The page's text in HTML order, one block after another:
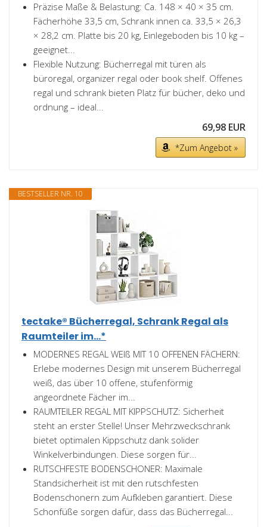
Präzise Maße & Belastung: Ca. 148 × 40 × 35 cm.
Fächerhöhe 33,5 cm, Schrank innen ca. 33,5 × 26,3
× 28,2 cm. Platte bis 20 kg, Einlegeboden bis 10 kg –
geeignet...
Flexible Nutzung: Bücherregal mit türen als
büroregal, organizer regal oder book shelf. Offenes
regal und schrank bieten Platz für bücher, deko und
ordnung – ideal...
69,98 EUR
*Zum Angebot »
BESTSELLER NR. 10
tectake® Bücherregal, Schrank Regal als
Raumteiler im...*
MODERNES REGAL WEIß MIT 10 OFFENEN FÄCHERN:
Erlebe modernes Design mit unserem Bücherregal
weiß, das über 10 offene, stufenförmig
angeordnete Fächer im...
RAUMTEILER REGAL MIT KIPPSCHUTZ: Sicherheit
steht an erster Stelle! Unser Mehrzweckschrank
bietet optimalen Kippschutz dank solider
Winkelverbindungen. Diese sorgen für...
RUTSCHFESTE BODENSCHONER: Maximale
Standsicherheit ist mit den rutschfesten
Bodenschonern zum Aufkleben garantiert. Diese
Schonfüße sorgen dafür, dass das Bücherregal...